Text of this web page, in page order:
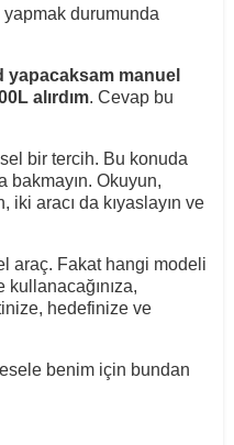
yapmak durumunda
yapacaksam manuel
alırdım. Cevap bu
bir tercih. Bu konuda
bakmayın. Okuyun,
iki aracı da kıyaslayın ve
araç. Fakat hangi modeli
hedefinize ve
benim için bundan